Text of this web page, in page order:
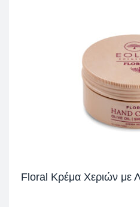
Floral Κρέμα Χεριών με